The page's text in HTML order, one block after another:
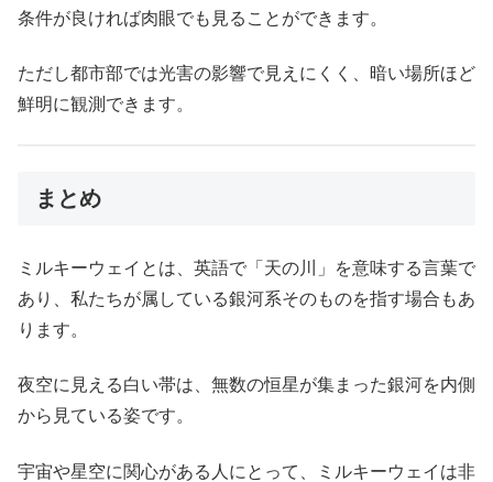
条件が良ければ肉眼でも見ることができます。
ただし都市部では光害の影響で見えにくく、暗い場所ほど
鮮明に観測できます。
まとめ
ミルキーウェイとは、英語で「天の川」を意味する言葉で
あり、私たちが属している銀河系そのものを指す場合もあ
ります。
夜空に見える白い帯は、無数の恒星が集まった銀河を内側
から見ている姿です。
宇宙や星空に関心がある人にとって、ミルキーウェイは非